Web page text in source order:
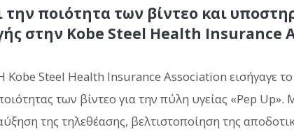
ποιότητα των βίντεο και
στην Kobe Steel Health Insurance
Kobe Steel Health Insurance Association εισήγαγε
των βίντεο για την πύλη υγείας «Pep
της τηλεθέασης, βελτιστοποίηση της